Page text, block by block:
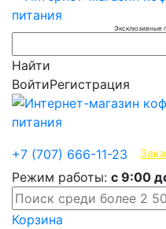
Эксклюзивные
Найти
ВойтиРегистрация
+7 (707) 666-11-23
Режим работы: с 9:00
Корзина